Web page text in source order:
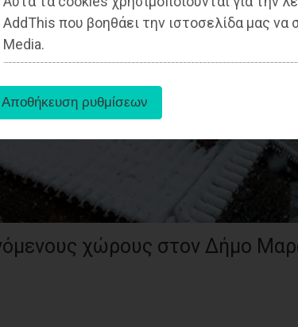
AddThis που βοηθάει την ιστοσελίδα μας να
Media.
χώρους στον Δήμο